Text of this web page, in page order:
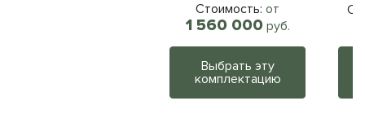
Стоимость: от
1 560 000руб.
Выбрать эту
комплектацию